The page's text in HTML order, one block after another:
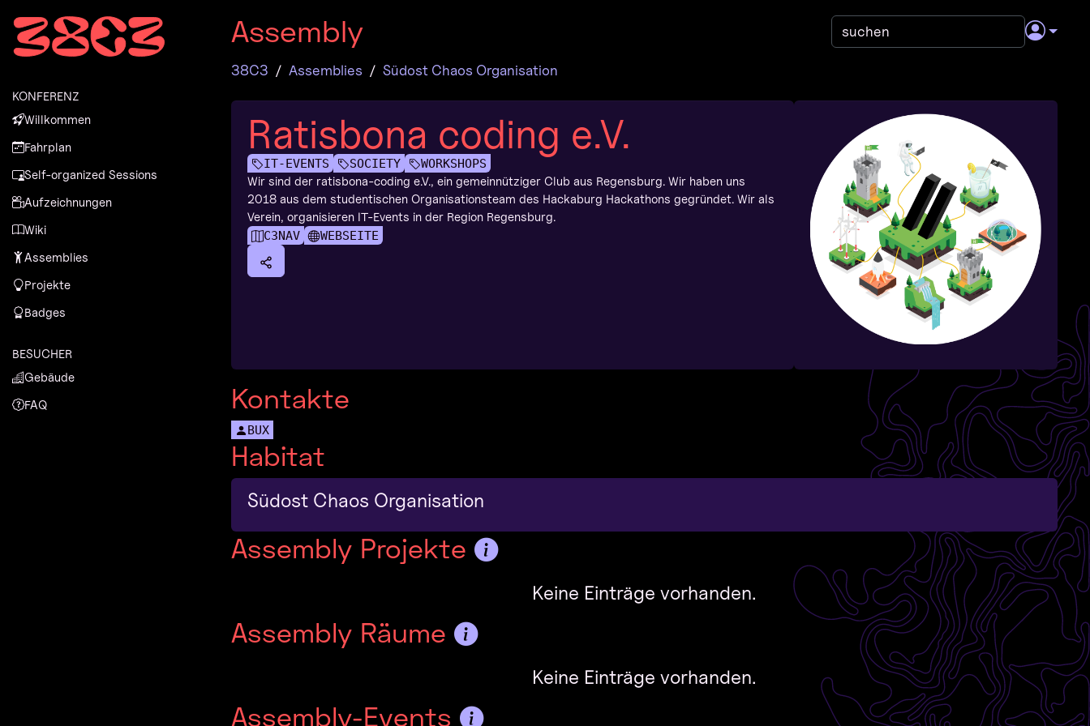
Zum Inhalt
Zum Footer
KONFERENZ
Willkommen
Fahrplan
Self-organized Sessions
Aufzeichnungen
Wiki
Assemblies
Projekte
Badges
BESUCHER
Gebäude
FAQ
Assembly
38C3 Assemblies Südost Chaos Organisation
Ratisbona coding e.V.
IT-EVENTS SOCIETY
WORKSHOPS
Wir sind der ratisbona-coding e.V., ein gemeinnütziger Club aus Regensburg. Wir haben uns
2018 aus dem studentischen Organisationsteam des Hackaburg Hackathons gegründet. Wir als
Verein, organisieren IT-Events in der Region Regensburg.
C3NAV
WEBSEITE
Kontakte
BUX
Habitat
Südost Chaos Organisation
Assembly Projekte
Keine Einträge vorhanden.
Assembly Räume
Keine Einträge vorhanden.
Assembly-Events